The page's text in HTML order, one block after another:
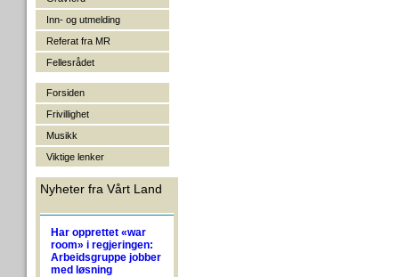
Inn- og utmelding
Referat fra MR
Fellesrådet
Forsiden
Frivillighet
Musikk
Viktige lenker
Nyheter fra Vårt Land
Har opprettet «war
room» i regjeringen:
Arbeidsgruppe jobber
med løsning